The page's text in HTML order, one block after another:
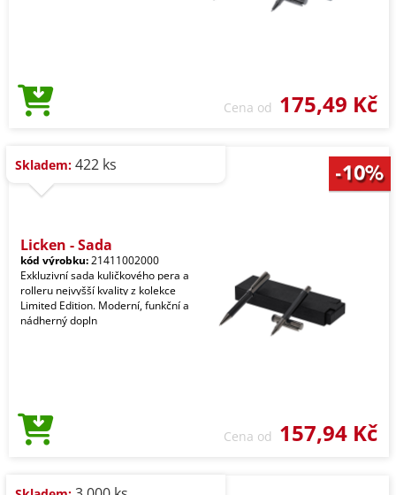
Cena od 175,49 Kč
Skladem: 422 ks
Licken - Sada
kód výrobku:21411002000
Exkluzivní sada kuličkového pera a
rolleru nejvyšší kvality z kolekce
Limited Edition. Moderní, funkční a
nádherný dopln
Cena od 157,94 Kč